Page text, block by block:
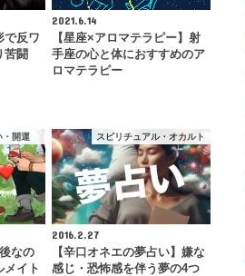
で反ワ
苦闘
2021.6.14
【星座×アロマテラピー】射
手座の心と体におすすめのア
ロマテラピー
・開運
なの
メイト
スピリチュアル・オカルト
2016.2.27
【辛口オネエの夢占い】嫌な
感じ・恐怖感を伴う夢の4つ